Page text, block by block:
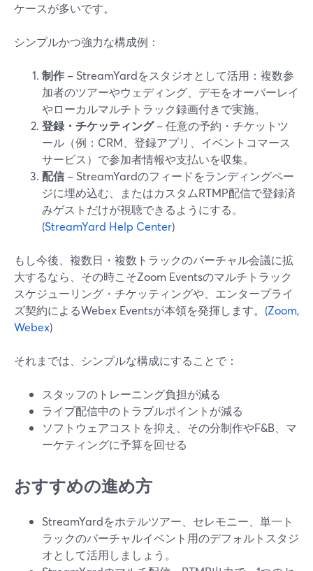
ケースが多いです。
シンプルかつ強力な構成例：
制作 – StreamYardをスタジオとして活用：複数参
加者のツアーやウェディング、デモをオーバーレイ
やローカルマルチトラック録画付きで実施。
登録・チケッティング– 任意の予約・チケットツ
ール（例：CRM、登録アプリ、イベントコマース
サービス）で参加者情報や支払いを収集。
配信 – StreamYardのフィードをランディングペー
ジに埋め込む、またはカスタムRTMP配信で登録済
みゲストだけが視聴できるようにする。
(StreamYard Help Center)
もし今後、複数日・複数トラックのバーチャル会議に拡
大するなら、その時こそZoom Eventsのマルチトラック
スケジューリング・チケッティングや、エンタープライ
ズ契約によるWebex Eventsが本領を発揮します。(Zoom,
Webex)
それまでは、シンプルな構成にすることで：
スタッフのトレーニング負担が減る
ライブ配信中のトラブルポイントが減る
ソフトウェアコストを抑え、その分制作やF&B、マ
ーケティングに予算を回せる
おすすめの進め方
StreamYardをホテルツアー、セレモニー、単一ト
ラックのバーチャルイベント用のデフォルトスタジ
オとして活用しましょう。